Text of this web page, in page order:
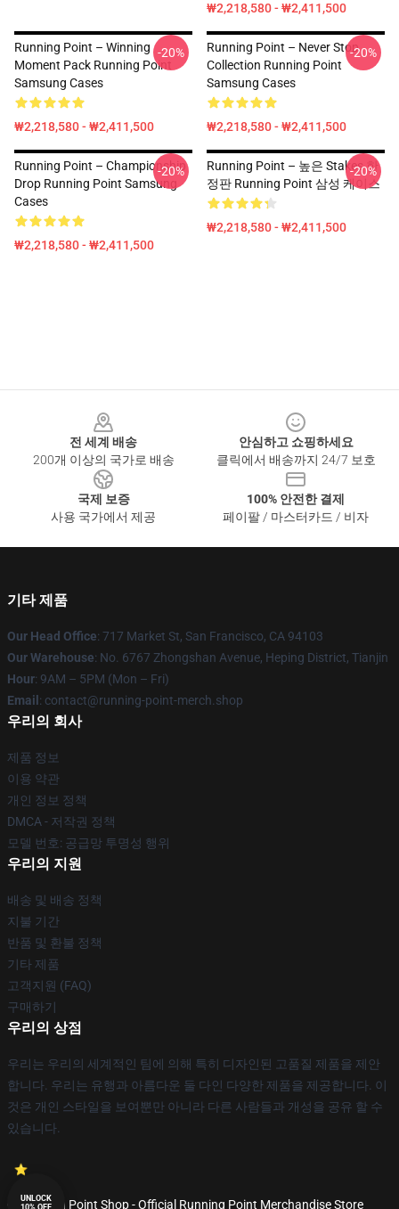
₩2,218,580 - ₩2,411,500
Running Point – Winning
Moment Pack Running Point
Samsung Cases
₩2,218,580 - ₩2,411,500
-20%
Running Point – Never Stop
Collection Running Point
Samsung Cases
₩2,218,580 - ₩2,411,500
-20%
Running Point – Championship
Drop Running Point Samsung
Cases
₩2,218,580 - ₩2,411,500
-20%
Running Point – 높은 Stakes 한
정판 Running Point 삼성 케이스
₩2,218,580 - ₩2,411,500
-20%
전 세계 배송
200개 이상의 국가로 배송
안심하고 쇼핑하세요
클릭에서 배송까지 24/7 보호
국제 보증
사용 국가에서 제공
100% 안전한 결제
페이팔 / 마스터카드 / 비자
기타 제품
Our Head Office: 717 Market St, San Francisco, CA 94103
Our Warehouse: No. 6767 Zhongshan Avenue, Heping District, Tianjin
Hour: 9AM – 5PM (Mon – Fri)
Email : contact@running-point-merch.shop
우리의 회사
제품 정보
이용 약관
개인 정보 정책
DMCA - 저작권 정책
모델 번호: 공급망 투명성 행위
우리의 지원
배송 및 배송 정책
지불 기간
반품 및 환불 정책
기타 제품
고객지원 (FAQ)
구매하기
우리의 상점
우리는 우리의 세계적인 팀에 의해 특히 디자인된 고품질 제품을 제안
합니다. 우리는 유행과 아름다운 둘 다인 다양한 제품을 제공합니다. 이
것은 개인 스타일을 보여뿐만 아니라 다른 사람들과 개성을 공유 할 수
있습니다.
© Running Point Shop - Official Running Point Merchandise Store
UNLOCK
10% OFF